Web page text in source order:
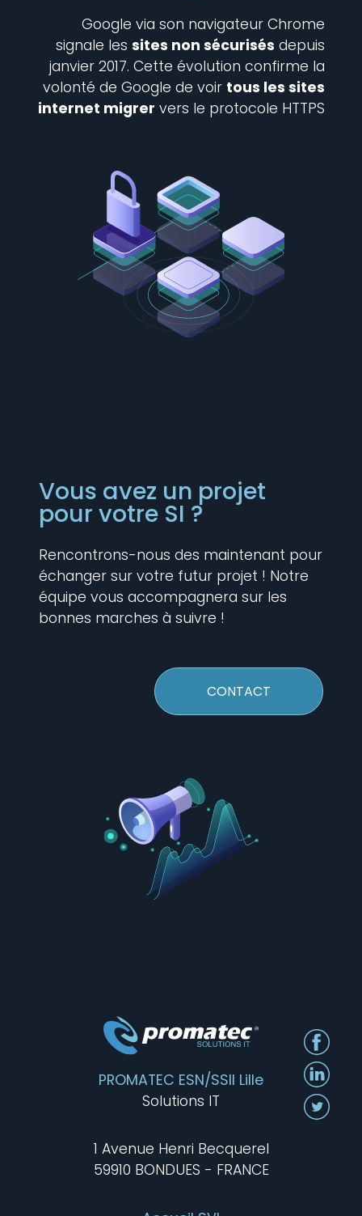
Google via son navigateur Chrome
signale les sites non sécurisés depuis
janvier 2017. Cette évolution confirme la
volonté de Google de voir tous les sites
internet migrer vers le protocole HTTPS
Vous avez un projet
pour votre SI ?
Rencontrons-nous des maintenant pour
échanger sur votre futur projet ! Notre
équipe vous accompagnera sur les
bonnes marches à suivre !
CONTACT
PROMATEC ESN/SSII Lille
Solutions IT
1 Avenue Henri Becquerel
59910 BONDUES - FRANCE